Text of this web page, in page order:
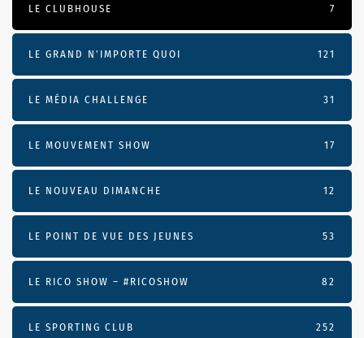
LE CLUBHOUSE 7
LE GRAND N’IMPORTE QUOI 121
LE MÉDIA CHALLENGE 31
LE MOUVEMENT SHOW 17
LE NOUVEAU DIMANCHE 12
LE POINT DE VUE DES JEUNES 53
LE RICO SHOW – #RICOSHOW 82
LE SPORTING CLUB 252